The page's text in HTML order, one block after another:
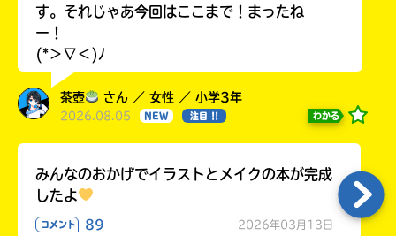
す。それじゃあ今回はここまで！まったね
ー！
(*＞∇＜)ﾉ
茶壺 さん ／ 女性 ／ 小学3年
2026.08.05 NEW 注目 !! わかる
みんなのおかげでイラストとメイクの本が完成
したよ
コメント 89 2026年03月13日